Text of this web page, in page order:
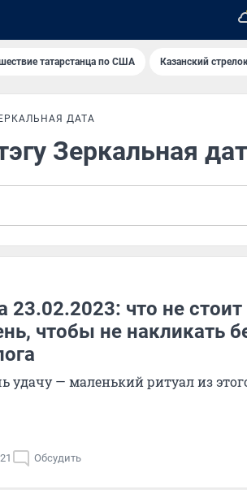
татарстанца по США Казанский
ДАТА
Зеркальная
23.02.2023: что не стоит
чтобы не накликать
— маленький ритуал из
Обсудить